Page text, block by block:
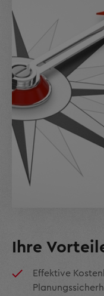
Ihre
Effektive